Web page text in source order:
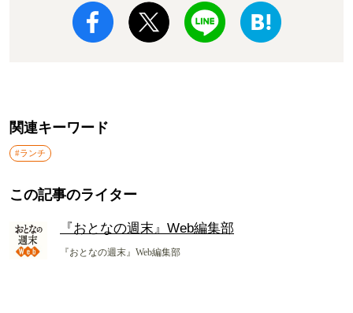
関連キーワード
#ランチ
この記事のライター
『おとなの週末』Web編集部
『おとなの週末』Web編集部